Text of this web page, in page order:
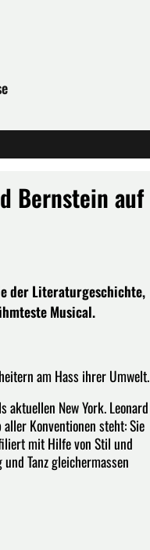
Bernstein auf
der Literaturgeschichte,
Musical.
am Hass ihrer Umwelt.
aktuellen New York. Leonard
Konventionen steht: Sie
mit Hilfe von Stil und
Tanz gleichermassen